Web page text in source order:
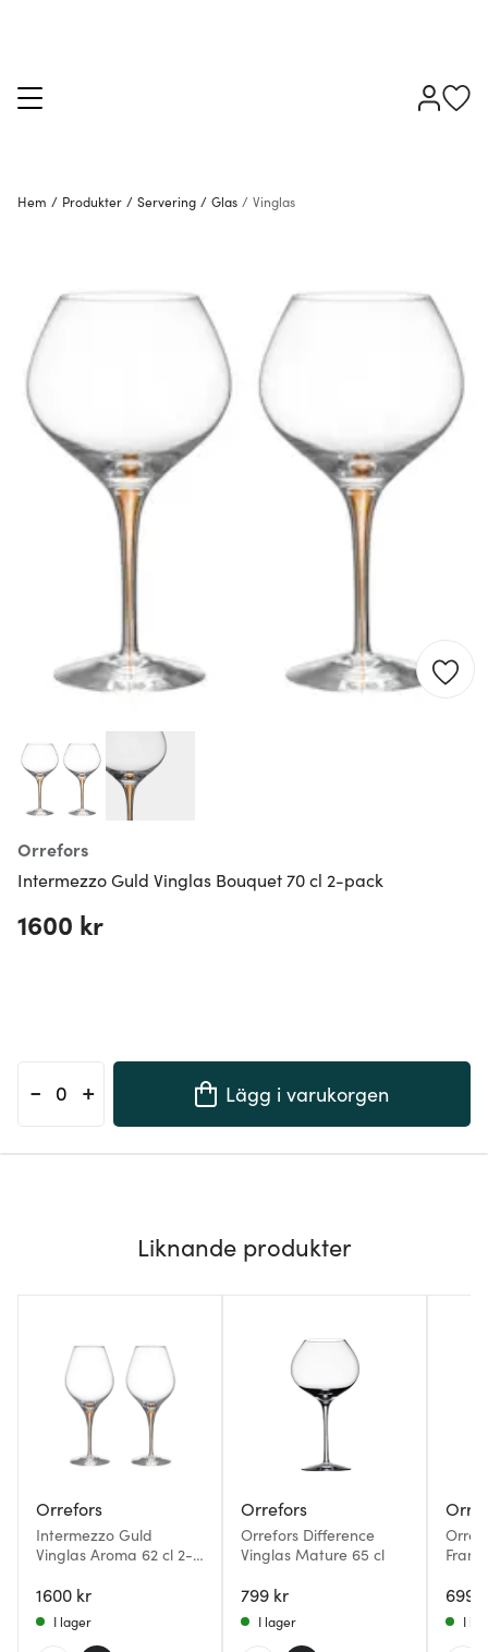
Hem / Produkter / Servering / Glas / Vinglas
Orrefors
Intermezzo Guld Vinglas Bouquet 70 cl 2-pack
1600 kr
- + Lägg i varukorgen
Liknande produkter
Orrefors
Intermezzo Guld
Vinglas Aroma 62 cl 2-
1600 kr
I lager
Orrefors
Orrefors Difference
Vinglas Mature 65 cl
799 kr
I lager
699
I